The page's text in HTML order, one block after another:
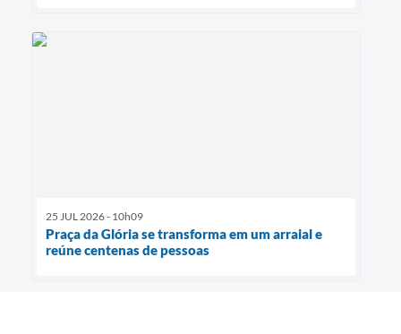
25 JUL 2026 - 10h09
Praça da Glória se transforma em um arraial e
reúne centenas de pessoas